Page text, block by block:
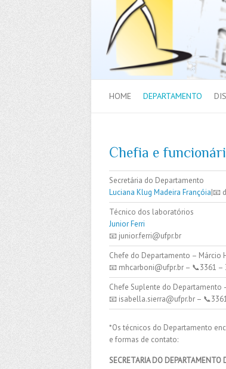
HOME DEPARTAMENTO
Chefia e
Secretária do Departamento
Luciana Klug Madeira Françóia|📧
Técnico dos laboratórios
Junior Ferri
📧 junior.ferri@ufpr.br
Chefe do Departamento – Márcio
📧 mhcarboni@ufpr.br – 📞3361 –
Chefe Suplente do Departamento
📧 isabella.sierra@ufpr.br –
*Os técnicos do Departamento
e formas de contato:
SECRETARIA DO DEPARTAMENTO